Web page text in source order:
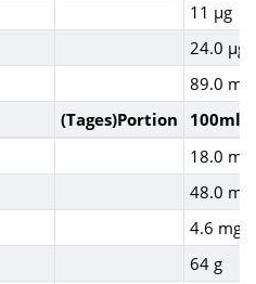
11 µg
24.0 µg
89.0 mg
(Tages)Portion
100ml
18.0 mg
48.0 mg
4.6 mg
64 g